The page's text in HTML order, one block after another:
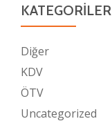
KATEGORILER
Diğer
KDV
ÖTV
Uncategorized